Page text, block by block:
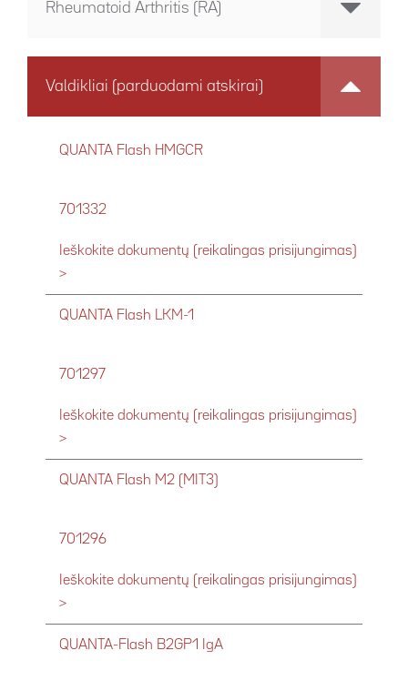
Rheumatoid Arthritis (RA)
Valdikliai (parduodami atskirai)
QUANTA Flash HMGCR
701332
Ieškokite dokumentų (reikalingas prisijungimas)
>
QUANTA Flash LKM-1
701297
Ieškokite dokumentų (reikalingas prisijungimas)
>
QUANTA Flash M2 (MIT3)
701296
Ieškokite dokumentų (reikalingas prisijungimas)
>
QUANTA-Flash B2GP1 IgA